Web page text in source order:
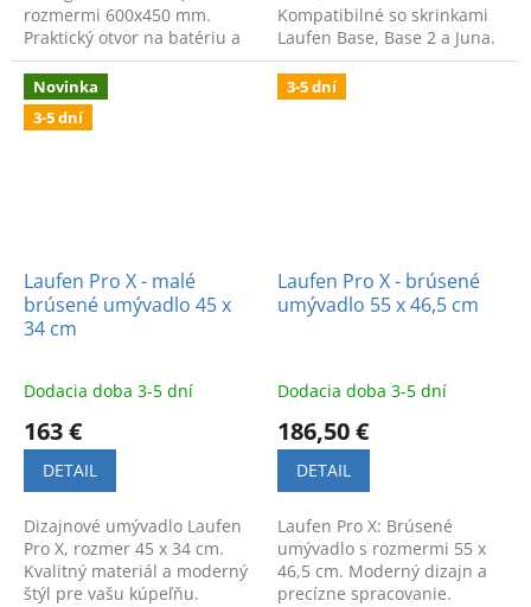
rozmermi 600x450 mm.
Praktický otvor na batériu a
prepad. Kvalitná sanitárna
keramika.
Kompatibilné so skrinkami
Laufen Base, Base 2 a Juna.
Moderný vzhľad a
švajčiarska kvalita.
Novinka
3-5 dní
Laufen Pro X - malé
brúsené umývadlo 45 x
34 cm
Dodacia doba 3-5 dní
163 €
DETAIL
Dizajnové umývadlo Laufen
Pro X, rozmer 45 x 34 cm.
Kvalitný materiál a moderný
štýl pre vašu kúpeľňu.
3-5 dní
Laufen Pro X - brúsené
umývadlo 55 x 46,5 cm
Dodacia doba 3-5 dní
186,50 €
DETAIL
Laufen Pro X: Brúsené
umývadlo s rozmermi 55 x
46,5 cm. Moderný dizajn a
precízne spracovanie.